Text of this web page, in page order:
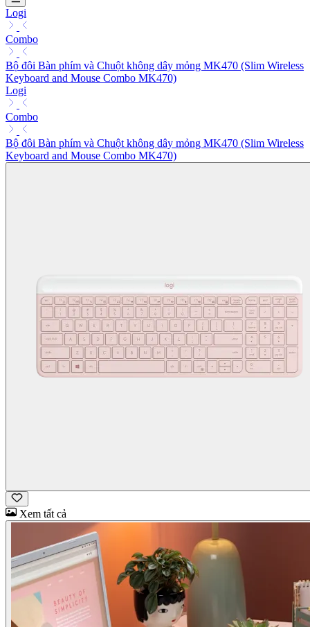
Logi
Combo
Bộ đôi Bàn phím và Chuột không dây mỏng MK470 (Slim Wireless
Keyboard and Mouse Combo MK470)
Logi
Combo
Bộ đôi Bàn phím và Chuột không dây mỏng MK470 (Slim Wireless
Keyboard and Mouse Combo MK470)
Xem tất cả